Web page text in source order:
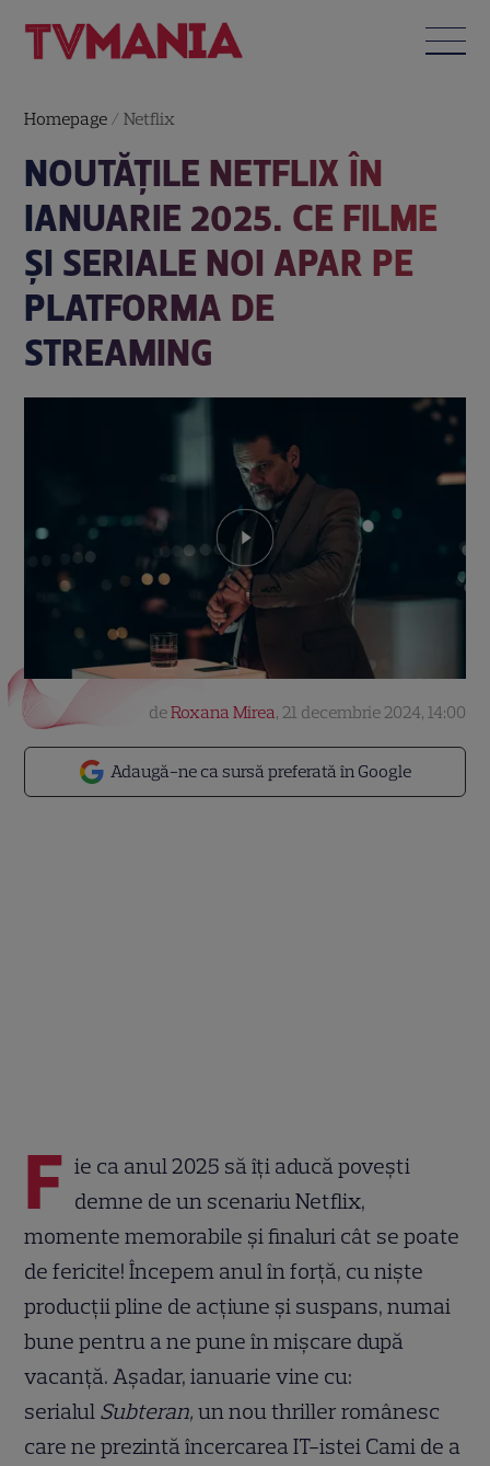
Homepage /Netflix
NOUTĂȚILE NETFLIX ÎN
IANUARIE 2025. CE FILME
ȘI SERIALE NOI APAR PE
PLATFORMA DE
STREAMING
Adaugă-ne ca sursă preferată în Google
deRoxana Mirea, 21 decembrie 2024, 14:00
F ie ca anul 2025 să îți aducă povești
demne de un scenariu Netflix,
momente memorabile și finaluri cât se poate
de fericite! Începem anul în forță, cu niște
producții pline de acțiune și suspans, numai
bune pentru a ne pune în mișcare după
vacanță. Așadar, ianuarie vine cu:
serialul Subteran,un nou thriller românesc
care ne prezintă încercarea IT-istei Cami de a